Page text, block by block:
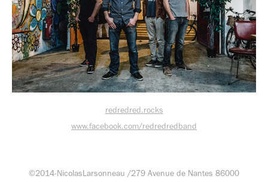
redredred.rocks
www.facebook.com/redredredband
©2014-NicolasLarsonneau /279 Avenue de Nantes 86000